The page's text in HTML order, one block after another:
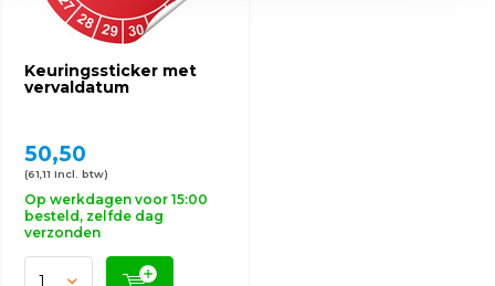
Keuringssticker met
vervaldatum
50,50
(61,11 Incl. btw)
Op werkdagen voor 15:00
besteld, zelfde dag
verzonden